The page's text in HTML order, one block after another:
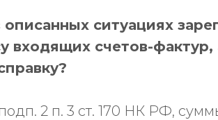
ситуациях
входящих счетов-
подп. 2 п. 3 ст. 170 НК РФ,